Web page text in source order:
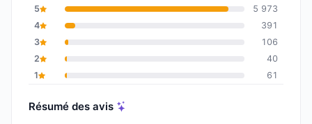
5
5 973
4
391
3
106
2
40
1
61
Résumé des avis